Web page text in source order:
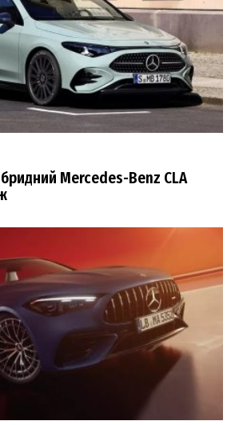
Mercedes-Benz CLA